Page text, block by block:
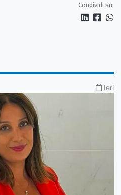
Condividi su:
Ieri